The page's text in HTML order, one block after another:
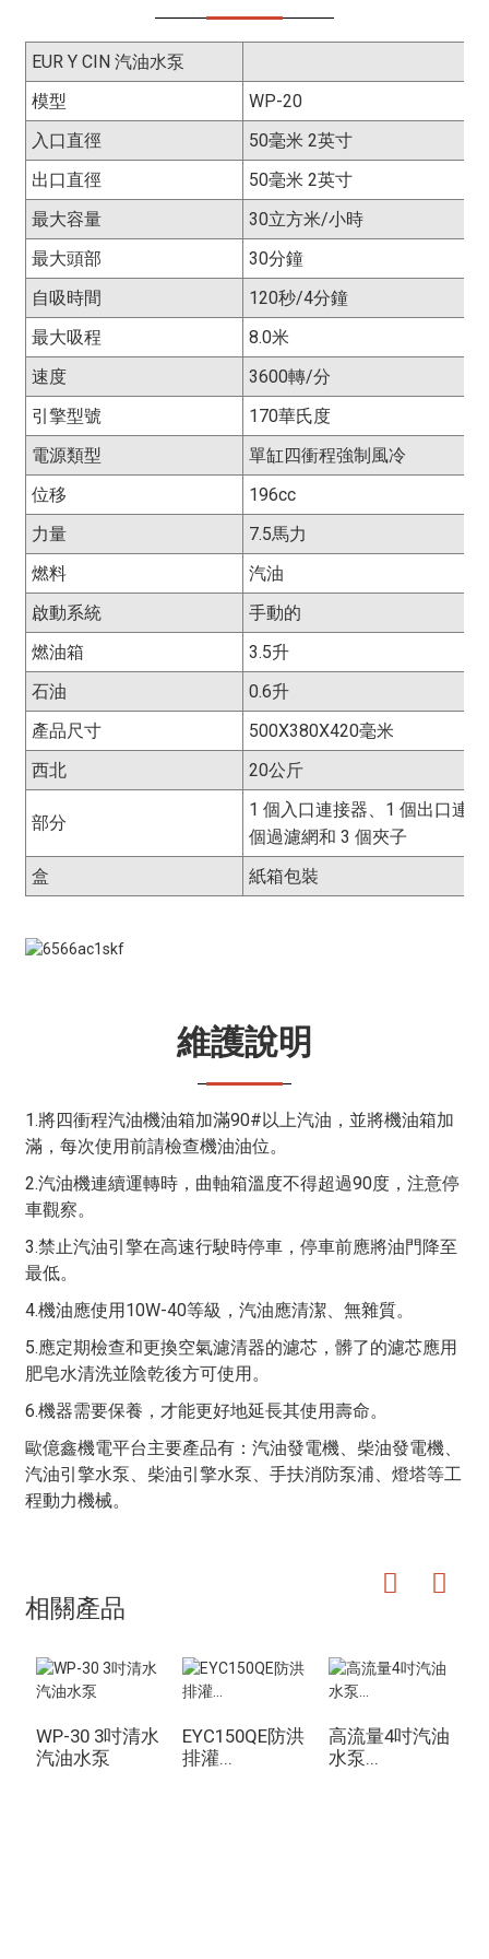
EUR Y CIN 汽油水泵
模型
WP-20
入口直徑
50毫米 2英寸
出口直徑
50毫米 2英寸
最大容量
30立方米/小時
最大頭部
30分鐘
自吸時間
120秒/4分鐘
最大吸程
8.0米
速度
3600轉/分
引擎型號
170華氏度
電源類型
單缸四衝程強制風冷
位移
196cc
力量
7.5馬力
燃料
汽油
啟動系統
手動的
燃油箱
3.5升
石油
0.6升
產品尺寸
500X380X420毫米
西北
20公斤
部分
1 個入口連接器、1 個出口連
個過濾網和 3 個夾子
盒
紙箱包裝
維護說明
1.將四衝程汽油機油箱加滿90#以上汽油，並將機油箱加
滿，每次使用前請檢查機油油位。
2.汽油機連續運轉時，曲軸箱溫度不得超過90度，注意停
車觀察。
3.禁止汽油引擎在高速行駛時停車，停車前應將油門降至
最低。
4.機油應使用10W-40等級，汽油應清潔、無雜質。
5.應定期檢查和更換空氣濾清器的濾芯，髒了的濾芯應用
肥皂水清洗並陰乾後方可使用。
6.機器需要保養，才能更好地延長其使用壽命。
歐億鑫機電平台主要產品有：汽油發電機、柴油發電機、
汽油引擎水泵、柴油引擎水泵、手扶消防泵浦、燈塔等工
程動力機械。
相關產品
WP-30 3吋清水
汽油水泵
EYC150QE防洪
排灌...
高流量4吋汽油
水泵...